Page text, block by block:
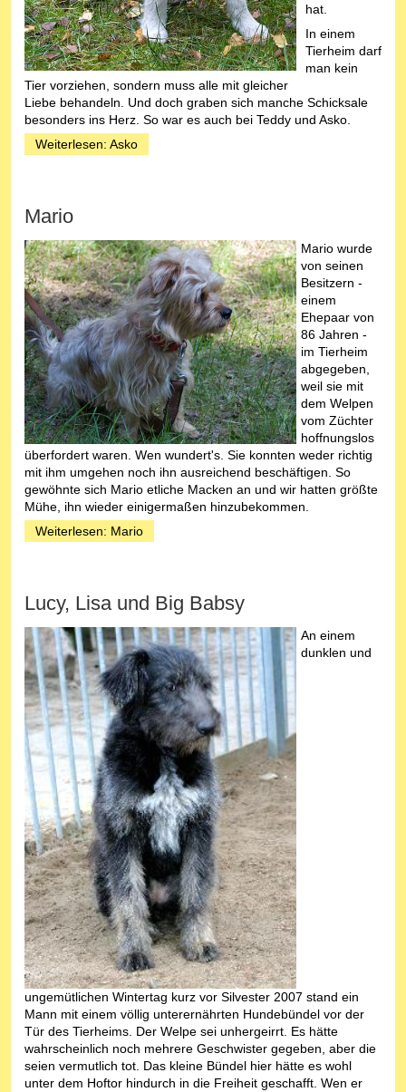
hat.
In einem
Tierheim darf
man kein
Tier vorziehen, sondern muss alle mit gleicher
Liebe behandeln. Und doch graben sich manche Schicksale
besonders ins Herz. So war es auch bei Teddy und Asko.
Weiterlesen: Asko
Mario
Mario wurde
von seinen
Besitzern -
einem
Ehepaar von
86 Jahren -
im Tierheim
abgegeben,
weil sie mit
dem Welpen
vom Züchter
hoffnungslos
überfordert waren. Wen wundert's. Sie konnten weder richtig
mit ihm umgehen noch ihn ausreichend beschäftigen. So
gewöhnte sich Mario etliche Macken an und wir hatten größte
Mühe, ihn wieder einigermaßen hinzubekommen.
Weiterlesen: Mario
Lucy, Lisa und Big Babsy
An einem
dunklen und
ungemütlichen Wintertag kurz vor Silvester 2007 stand ein
Mann mit einem völlig unterernährten Hundebündel vor der
Tür des Tierheims. Der Welpe sei unhergeirrt. Es hätte
wahrscheinlich noch mehrere Geschwister gegeben, aber die
seien vermutlich tot. Das kleine Bündel hier hätte es wohl
unter dem Hoftor hindurch in die Freiheit geschafft. Wen er